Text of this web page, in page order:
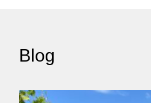
Blog